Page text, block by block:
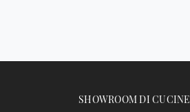
SHOWROOM DI CUCINE